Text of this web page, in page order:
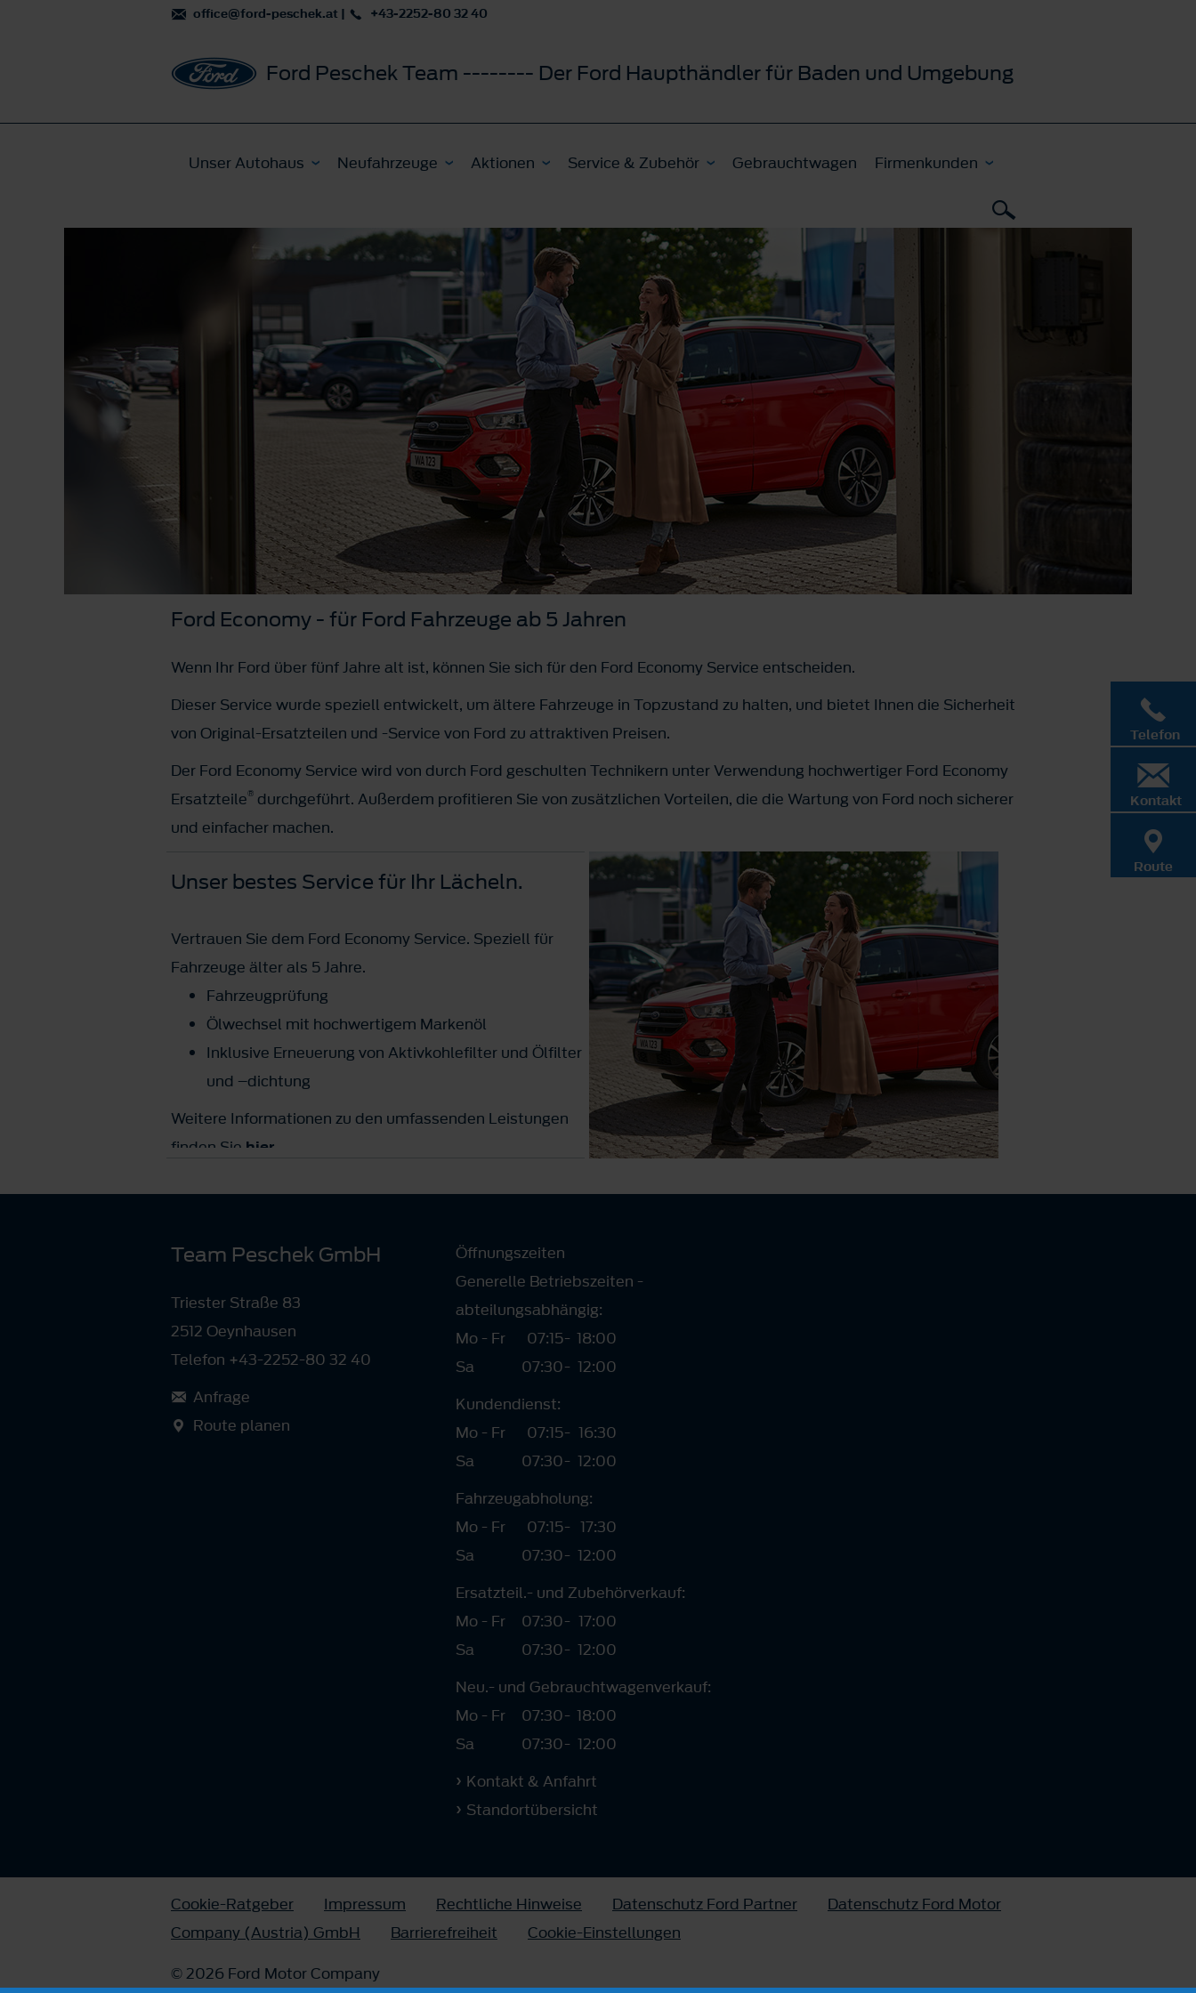
office@ford-peschek.at | +43-2252-80 32 40
Ford Peschek Team -------- Der Ford Haupthändler für Baden und Umgebung
Unser Autohaus Neufahrzeuge Aktionen Service & Zubehör Gebrauchtwagen Firmenkunden
Ford Economy - für Ford Fahrzeuge ab 5 Jahren
Wenn Ihr Ford über fünf Jahre alt ist, können Sie sich für den Ford Economy Service entscheiden.
Dieser Service wurde speziell entwickelt, um ältere Fahrzeuge in Topzustand zu halten, und bietet Ihnen die Sicherheit
von Original-Ersatzteilen und -Service von Ford zu attraktiven Preisen.
Der Ford Economy Service wird von durch Ford geschulten Technikern unter Verwendung hochwertiger Ford Economy
Ersatzteile® durchgeführt. Außerdem profitieren Sie von zusätzlichen Vorteilen, die die Wartung von Ford noch sicherer
und einfacher machen.
Unser bestes Service für Ihr Lächeln.
Vertrauen Sie dem Ford Economy Service. Speziell für
Fahrzeuge älter als 5 Jahre.
Fahrzeugprüfung
Ölwechsel mit hochwertigem Markenöl
Inklusive Erneuerung von Aktivkohlefilter und Ölfilter
und –dichtung
Weitere Informationen zu den umfassenden Leistungen
finden Sie hier
Telefon
Kontakt
Route
Team Peschek GmbH
Triester Straße 83
2512 Oeynhausen
Telefon +43-2252-80 32 40
Anfrage
Route planen
Öffnungszeiten
Generelle Betriebszeiten -
abteilungsabhängig:
Mo - Fr
07:15- 18:00
Sa
07:30- 12:00
Kundendienst:
Mo - Fr
07:15- 16:30
Sa
07:30- 12:00
Fahrzeugabholung:
Mo - Fr
07:15- 17:30
Sa
07:30- 12:00
Ersatzteil.- und Zubehörverkauf:
Mo - Fr
07:30- 17:00
Sa
07:30- 12:00
Neu.- und Gebrauchtwagenverkauf:
Mo - Fr
07:30- 18:00
Sa
07:30- 12:00
Kontakt & Anfahrt
Standortübersicht
Cookie-Ratgeber Impressum Rechtliche Hinweise Datenschutz Ford Partner
Datenschutz Ford Motor
Company (Austria) GmbH
Barrierefreiheit
Cookie-Einstellungen
© 2026 Ford Motor Company